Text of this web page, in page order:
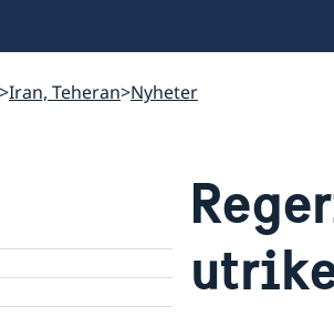
Iran, Teheran Nyheter